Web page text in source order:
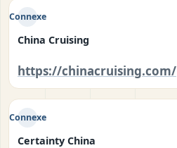
Connexe
China Cruising
https://chinacruising.com/
Connexe
Certainty China